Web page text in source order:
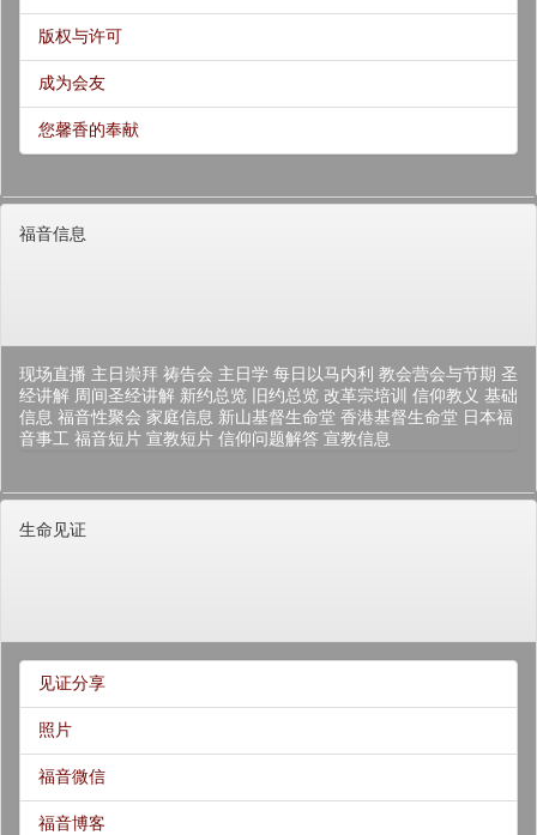
版权与许可
成为会友
您馨香的奉献
福音信息
现场直播 主日崇拜 祷告会 主日学 每日以马内利 教会营会与节期 圣
经讲解 周间圣经讲解 新约总览 旧约总览 改革宗培训 信仰教义 基础
信息 福音性聚会 家庭信息 新山基督生命堂 香港基督生命堂 日本福
音事工 福音短片 宣教短片 信仰问题解答 宣教信息
生命见证
见证分享
照片
福音微信
福音博客